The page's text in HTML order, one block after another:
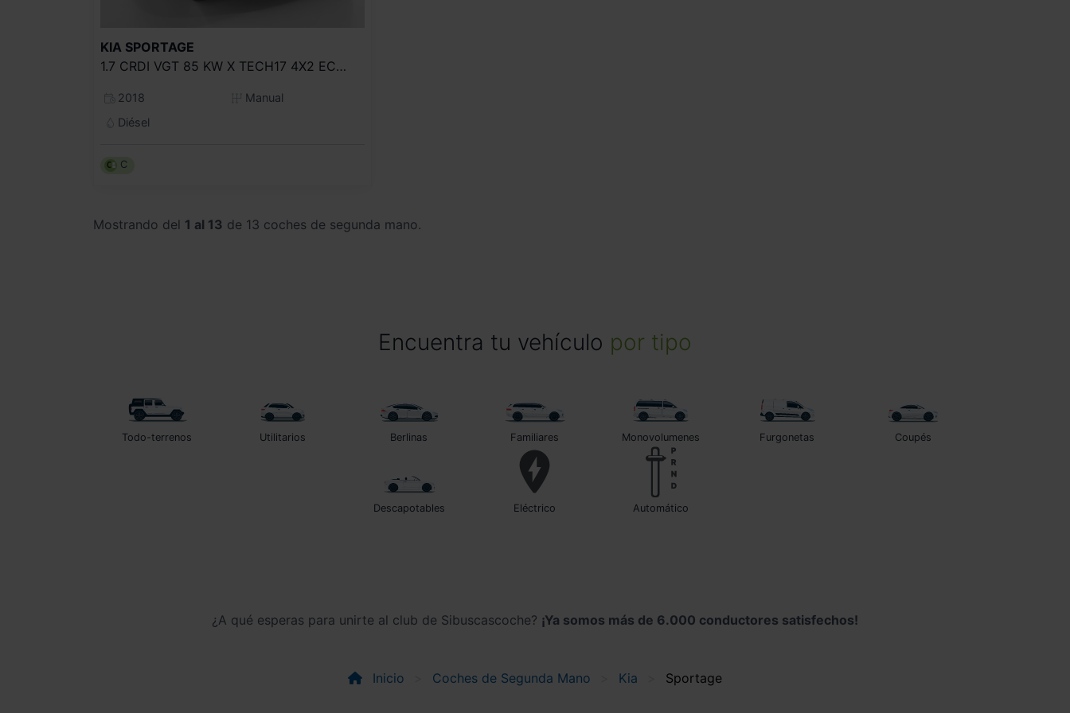
KIA SPORTAGE
1.7 CRDI VGT 85 KW X TECH17 4X2 ECO DYN
2018
Manual
Diésel
C
Mostrando del 1 al 13 de 13 coches de segunda mano.
Encuentra tu vehículo por tipo
Todo-terrenos Utilitarios Berlinas Familiares Monovolumenes Furgonetas Coupés
Descapotables Eléctrico automático
¿A qué esperas para unirte al club de Sibuscascoche? ¡Ya somos más de 6.000 conductores satisfechos!
Inicio Coches de Segunda Mano Kia Sportage